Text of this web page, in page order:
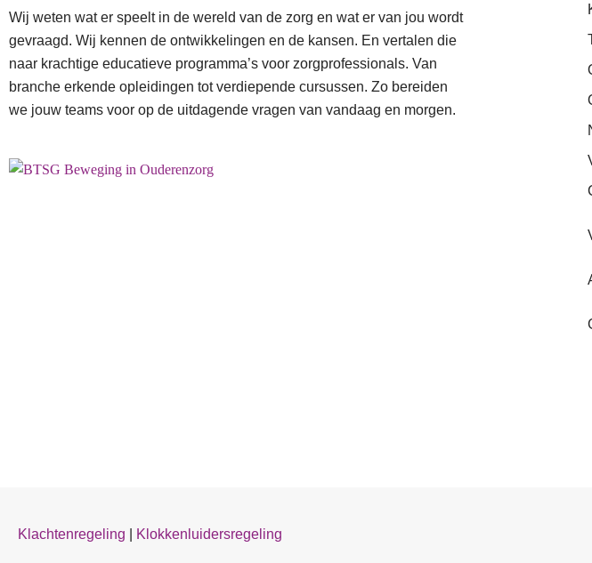
Wij weten wat er speelt in de wereld van de zorg en wat er van jou wordt
gevraagd. Wij kennen de ontwikkelingen en de kansen. En vertalen die
naar krachtige educatieve programma’s voor zorgprofessionals. Van
branche erkende opleidingen tot verdiepende cursussen. Zo bereiden
we jouw teams voor op de uitdagende vragen van vandaag en morgen.
Klachtenregeling Klokkenluidersregeling